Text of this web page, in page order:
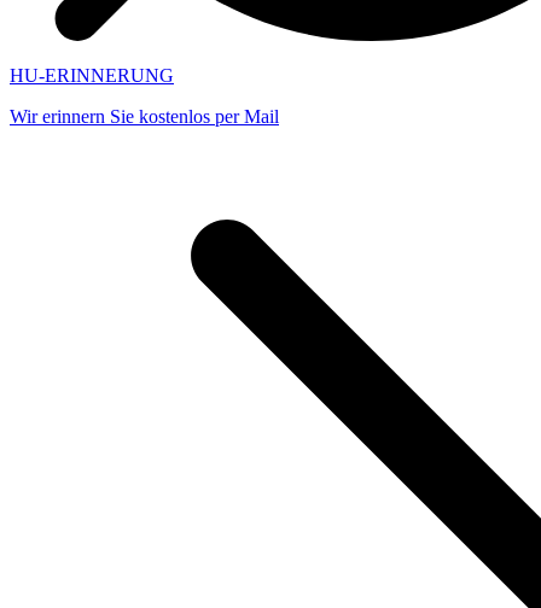
HU-ERINNERUNG
Wir erinnern Sie kostenlos per Mail